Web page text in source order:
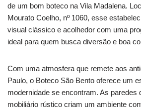
de um bom boteco na Vila Madalena.
Mourato Coelho, nº 1060, esse
visual clássico e acolhedor com uma
ideal para quem busca diversão e boa
Com uma atmosfera que remete aos
Paulo, o Boteco São Bento oferece um
modernidade se encontram. As paredes
mobiliário rústico criam um ambiente